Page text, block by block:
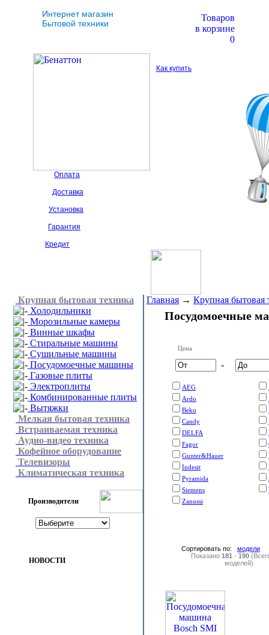
Интернет магазин
Бытовой техники
Товаров
в корзине
0
Как купить
Оплата
Доставка
Установка
Гарантия
Кредит
Крупная бытовая техника
Холодильники
Морозильные камеры
Винные шкафы
Стиральные машины
Сушильные машины
Посудомоечные машины
Газовые плиты
Электроплиты
Комбинированные плиты
Вытяжки
Мелкая бытовая техника
Встраиваемая техника
Аудио-видео техника
Кофейное оборудование
Телевизоры
Климатическая техника
Производители
НОВОСТИ
Главная → Крупная бытовая
Посудомоечные
Цена
-
AEG
Ardo
Beko
Candy
DELFA
Fagor
Gunter&Hauer
Indesit
Pyramida
Siemens
Zanussi
Сортировать по: модели
Показано 181 - 190
моделей)